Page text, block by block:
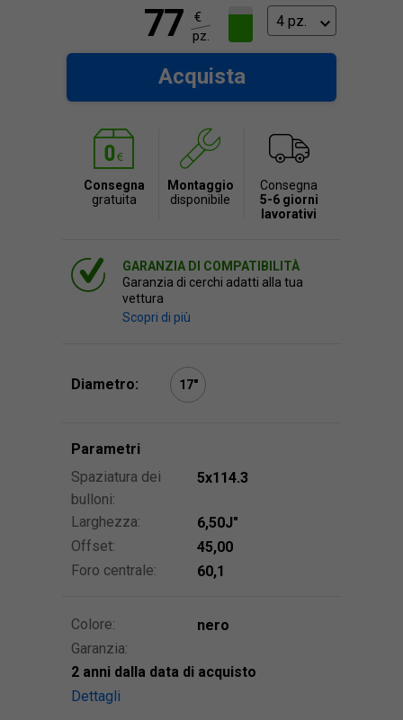
77
€
pz.
Acquista
Consegna
gratuita
Montaggio
disponibile
Consegna
5-6 giorni
lavorativi
GARANZIA DI COMPATIBILITÀ
Garanzia di cerchi adatti alla tua
vettura
Scopri di più
Diametro: 17″
Parametri
Spaziatura dei
bulloni:
5x114.3
Larghezza:
6,50J″
Offset:
45,00
Foro centrale:
60,1
Colore:
nero
Garanzia:
2 anni dalla data di acquisto
Dettagli